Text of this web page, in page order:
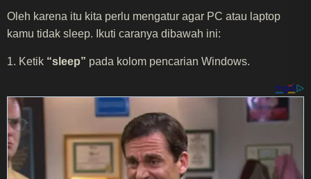
Oleh karena itu kita perlu mengatur agar PC atau laptop
kamu tidak sleep. Ikuti caranya dibawah ini:
1. Ketik “sleep” pada kolom pencarian Windows.